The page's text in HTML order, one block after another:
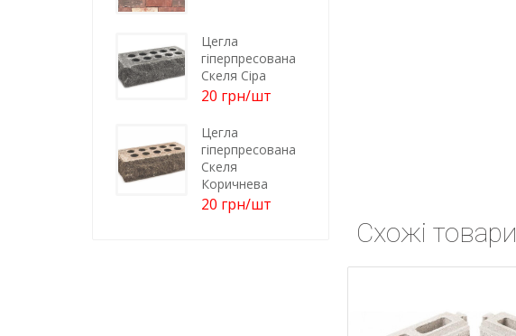
Схожі товари
Цегла
гіперпресована
Скеля Сіра
20 грн/шт
Цегла
гіперпресована
Скеля
Коричнева
20 грн/шт